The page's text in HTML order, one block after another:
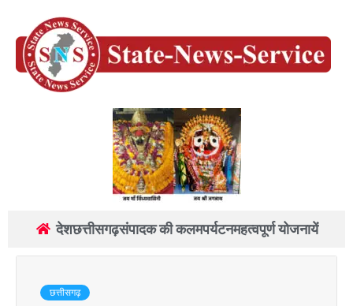
देशछत्तीसगढ़संपादक की कलमपर्यटनमहत्वपूर्ण योजनायें
छत्तीसगढ़